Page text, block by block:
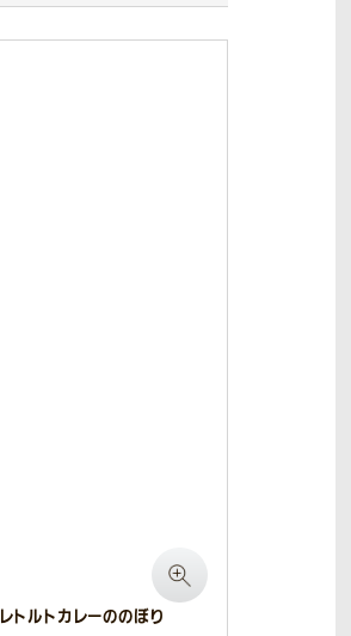
レトルトカレーののぼり